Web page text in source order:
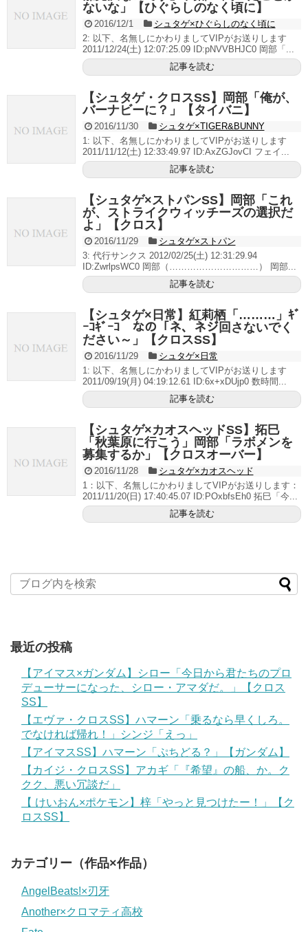
ないな」【ひぐらしのなく頃に】
2016/12/1
シュタゲ×ひぐらしのなく頃に
2: 以下、名無しにかわりましてVIPがお送りします
2011/12/24(土) 12:07:25.09 ID:pNVVBHJC0 岡部「...
記事を読む
【シュタゲ・クロスSS】岡部「俺が、
バーナビーに？」【タイバニ】
2016/11/30
シュタゲ×TIGER&BUNNY
1: 以下、名無しにかわりましてVIPがお送りします
2011/11/12(土) 12:33:49.97 ID:AxZGJovCI フェイ...
記事を読む
【シュタゲ×ストパンSS】岡部「これ
が、ストライクウィッチーズの選択だ
よ」【クロス】
2016/11/29
シュタゲ×ストパン
3: 代行サンクス 2012/02/25(土) 12:31:29.94
ID:ZwrlpsWC0 岡部（…………………………） 岡部...
記事を読む
【シュタゲ×日常】紅莉栖「………」ｷﾞ
ｰｺｷﾞｰｺ なの「ネ、ネジ回さないでく
ださい～」【クロスSS】
2016/11/29
シュタゲ×日常
1: 以下、名無しにかわりましてVIPがお送りします
2011/09/19(月) 04:19:12.61 ID:6x+xDUjp0 数時間...
記事を読む
【シュタゲ×カオスヘッドSS】拓巳
「秋葉原に行こう」岡部「ラボメンを
募集するか」【クロスオーバー】
2016/11/28
シュタゲ×カオスヘッド
1：以下、名無しにかわりましてVIPがお送りします：
2011/11/20(日) 17:40:45.07 ID:POxbfsEh0 拓巳「今...
記事を読む
最近の投稿
【アイマス×ガンダム】シロー「今日から君たちのプロ
デューサーになった、シロー・アマダだ。」【クロス
SS】
【エヴァ・クロスSS】ハマーン「乗るなら早くしろ。
でなければ帰れ！」シンジ「えっ」
【アイマスSS】ハマーン「ぷちどる？」【ガンダム】
【カイジ・クロスSS】アカギ「『希望』の船、か。ク
クク、悪い冗談だ」
【 けいおん×ポケモン】梓「やっと見つけたー！」【ク
ロスSS】
カテゴリー（作品×作品）
AngelBeats!×刃牙
Another×クロマティ高校